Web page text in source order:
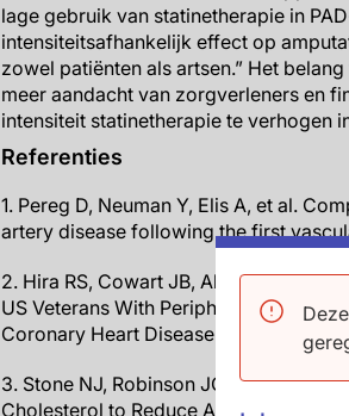
lage gebruik van statinetherapie in
intensiteitsafhankelijk effect op
zowel patiënten als artsen.” Het
meer aandacht van zorgverleners en
intensiteit statinetherapie te verhogen
Referenties
1. Pereg D, Neuman Y, Elis A, et al.
artery disease following the first
2. Hira RS, Cowart JB, Akeroyd JM,
US Veterans With Peripheral Arterial
Coronary Heart Disease. Am J Cardiol.
3. Stone NJ, Robinson JG,
Cholesterol to Reduce Atherosclerotic